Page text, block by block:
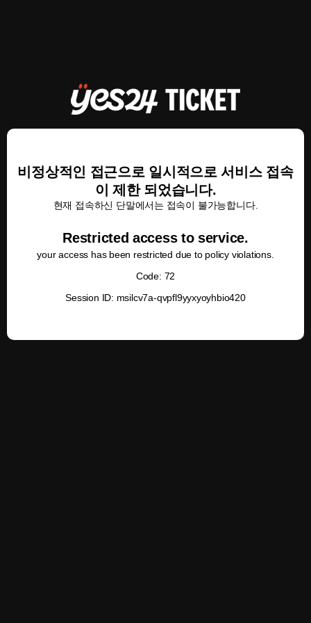
비정상적인 접근으로 일시적으로 서비스 접속
이 제한 되었습니다.
현재 접속하신 단말에서는 접속이 불가능합니다.
Restricted access to service.
your access has been restricted due to policy violations.
Code: 72
Session ID: msilcv7a-qvpfl9yyxyoyhbio420